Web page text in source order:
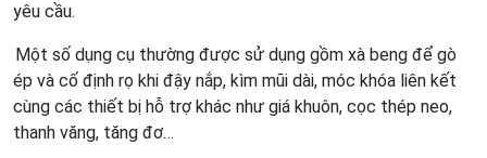
yêu cầu.
Một số dụng cụ thường được sử dụng gồm xà beng để gò
ép và cố định rọ khi đậy nắp, kìm mũi dài, móc khóa liên kết
cùng các thiết bị hỗ trợ khác như giá khuôn, cọc thép neo,
thanh văng, tăng đơ…